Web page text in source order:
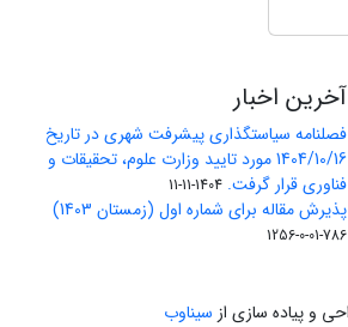
آخرین اخبار
فصلنامه سیاستگذاری پیشرفت شهری در تاریخ
1404/10/16 مورد تایید وزارت علوم، تحقیقات و
فناوری قرار گرفت. 1404-11-11
پذیرش مقاله برای شماره اول (زمستان 1403)
786-01-0-1256
و پیاده سازی از سیناوب